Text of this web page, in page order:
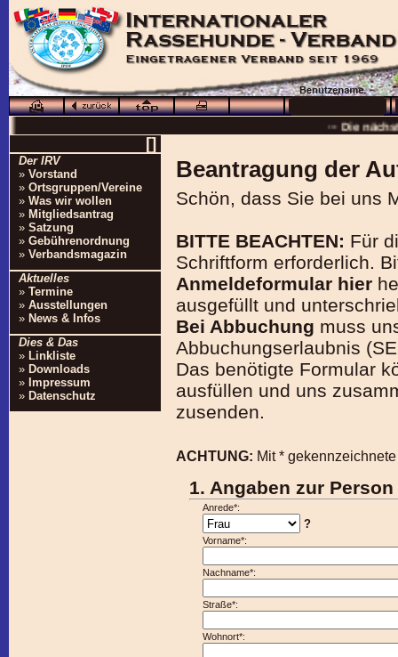
[]
Der IRV
» Vorstand
» Ortsgruppen/Vereine
» Was wir wollen
» Mitgliedsantrag
» Satzung
» Gebührenordnung
» Verbandsmagazin
Aktuelles
» Termine
» Ausstellungen
» News & Infos
Dies & Das
» Linkliste
» Downloads
» Impressum
» Datenschutz
Beantragung der
Schön, dass Sie bei uns
BITTE BEACHTEN: Für
Schriftform erforderlich.
Anmeldeformular hier
ausgefüllt und
Bei Abbuchung muss
Abbuchungserlaubnis
Das benötigte Formular
ausfüllen und uns
zusenden.
ACHTUNG: Mit *
1. Angaben zur Person
Anrede*:
?
Vorname*:
Nachname*:
Straße*:
Wohnort*:
···
··· Die
···
··· Besuchen Sie